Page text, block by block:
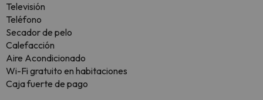
Televisión
Teléfono
Secador de pelo
Calefacción
Aire Acondicionado
Wi-Fi gratuito en habitaciones
Caja fuerte de pago